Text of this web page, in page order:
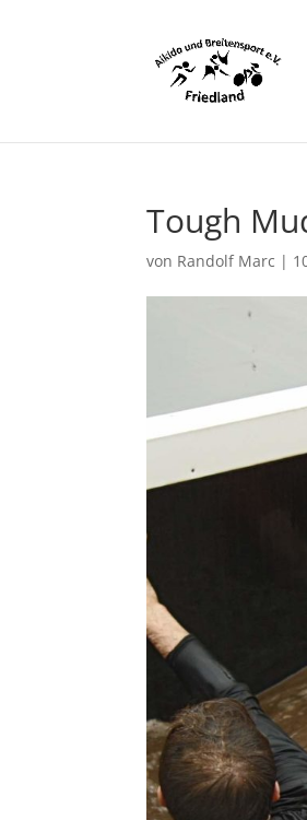
Tough
von Randolf Marc |